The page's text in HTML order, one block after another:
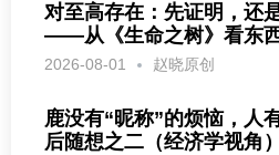
对至高存在：先证明，还
——从《生命之树》看东
2026-08-01 赵晓原创
鹿没有“昵称”的烦恼，
后随想之二（经济学视角）